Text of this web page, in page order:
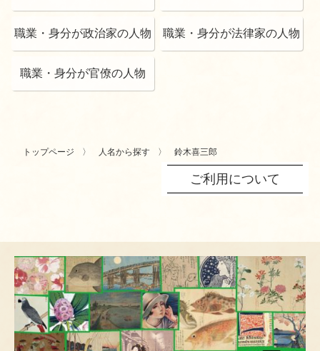
職業・身分が政治家の人物 職業・身分が法律家の人物
職業・身分が官僚の人物
トップページ 人名から探す 鈴木喜三郎
ご利用について